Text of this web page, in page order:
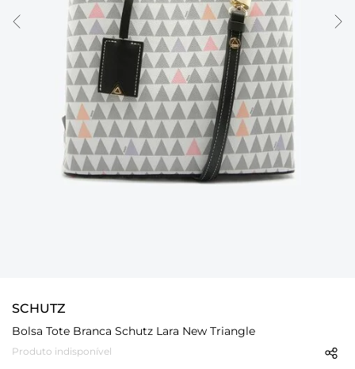
SCHUTZ
Bolsa Tote Branca Schutz Lara New Triangle
Produto indisponível